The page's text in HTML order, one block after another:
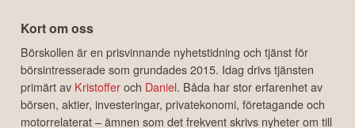
Kort om oss
Börskollen är en prisvinnande nyhetstidning och tjänst för
börsintresserade som grundades 2015. Idag drivs tjänsten
primärt av Kristofferoch Daniel. Båda har stor erfarenhet av
börsen, aktier, investeringar, privatekonomi, företagande och
motorrelaterat – ämnen som det frekvent skrivs nyheter om till